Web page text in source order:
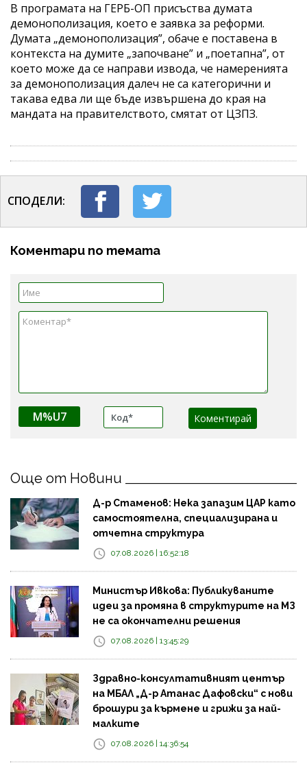
В програмата на ГЕРБ-ОП присъства думата
демонополизация, което е заявка за реформи.
Думата „демонополизация”, обаче е поставена в
контекста на думите „започване” и „поетапна”, от
което може да се направи извода, че намеренията
за демонополизация далеч не са категорични и
такава едва ли ще бъде извършена до края на
мандата на правителството, смятат от ЦЗПЗ.
СПОДЕЛИ:
Коментари по темата
M%U7
Още от Новини
Д-р Стаменов: Нека запазим ЦАР като
самостоятелна, специализирана и
отчетна структура
07.08.2026 | 16:52:18
Министър Ивкова: Публикуваните
идеи за промяна в структурите на МЗ
не са окончателни решения
07.08.2026 | 13:45:29
Здравно-консултативният център
на МБАЛ „Д-р Атанас Дафовски“ с нови
брошури за кърмене и грижи за най-
малките
07.08.2026 | 14:36:54